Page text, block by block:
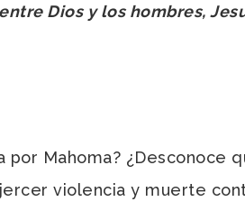
Dios y los hombres,
por Mahoma? ¿Desconoce
violencia y muerte